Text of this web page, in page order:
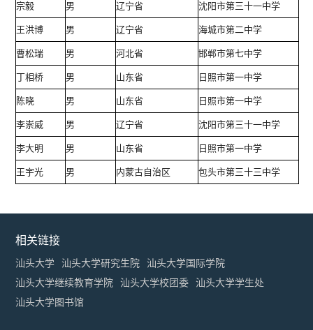
宗毅 男 辽宁省 沈阳市第三十一中学
王洪博 男 辽宁省 海城市第二中学
曹松瑞 男 河北省 邯郸市第七中学
丁相桥 男 山东省 日照市第一中学
陈晓 男 山东省 日照市第一中学
李崇威 男 辽宁省 沈阳市第三十一中学
李大明 男 山东省 日照市第一中学
王宇光 男 内蒙古自治区 包头市第三十三中学
相关链接
汕头大学 汕头大学研究生院
汕头大学国际学院
汕头大学继续教育学院
汕头大学校团委
汕头大学学生处
汕头大学图书馆